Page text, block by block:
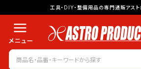
工具・DIY・整備用品の専門通販アス